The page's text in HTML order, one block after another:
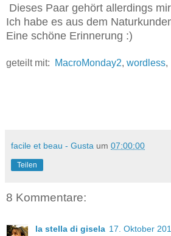
Dieses Paar gehört allerdings
Ich habe es aus dem
Eine schöne Erinnerung :)
geteilt mit: MacroMonday2, wordless,
facile et beau - Gusta um 07:00:00
Teilen
8 Kommentare:
la stella di gisela 17. Oktober